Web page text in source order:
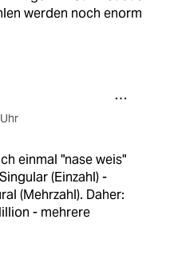
werden noch enorm
einmal "nase weis"
(Einzahl) -
(Mehrzahl). Daher:
- mehrere